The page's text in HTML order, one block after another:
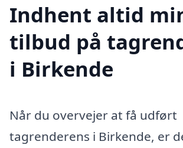
Indhent altid
tilbud på
i Birkende
Når du overvejer at få udført
tagrenderens i Birkende, er